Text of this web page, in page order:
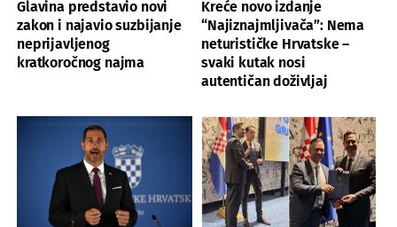
Glavina predstavio novi
zakon i najavio suzbijanje
neprijavljenog
kratkoročnog najma
Kreće novo izdanje
“Najiznajmljivača”: Nema
neturističke Hrvatske –
svaki kutak nosi
autentičan doživljaj